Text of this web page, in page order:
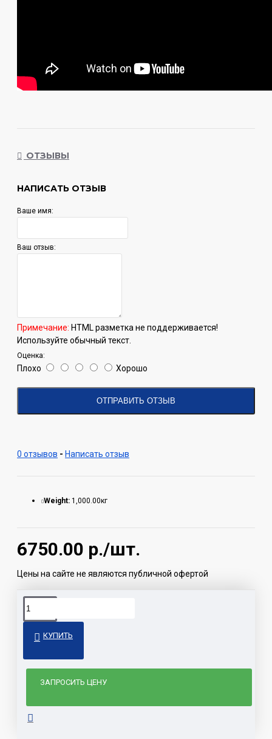
ОТЗЫВЫ
НАПИСАТЬ ОТЗЫВ
Ваше имя:
Ваш отзыв:
Примечание: HTML разметка не поддерживается!
Используйте обычный текст.
Оценка:
Плохо Хорошо
ОТПРАВИТЬ ОТЗЫВ
0 отзывов - Написать отзыв
6750.00 р./шт.
Weight: 1,000.00кг
Цены на сайте не являются публичной офертой
КУПИТЬ
ЗАПРОСИТЬ ЦЕНУ